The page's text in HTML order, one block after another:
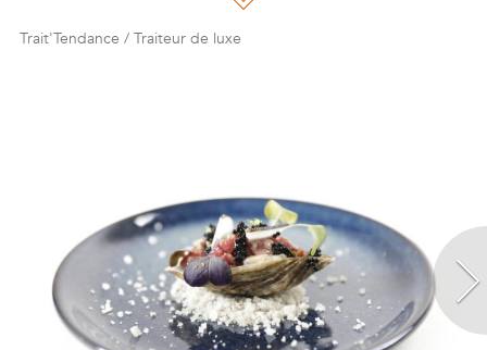
Trait'Tendance / Traiteur de luxe